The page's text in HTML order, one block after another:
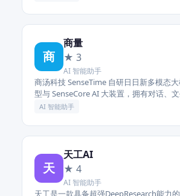
商
商量
★ 3
AI 智能助手
商汤科技 SenseTime 自研日日新多模态
型与 SenseCore AI 大装置，拥有对话、
图、数字人、智能驾驶、智慧医疗等 AI 产
AI 智能助手
天
天工AI
★ 4
AI 智能助手
天工是一款具备超强DeepResearch能力